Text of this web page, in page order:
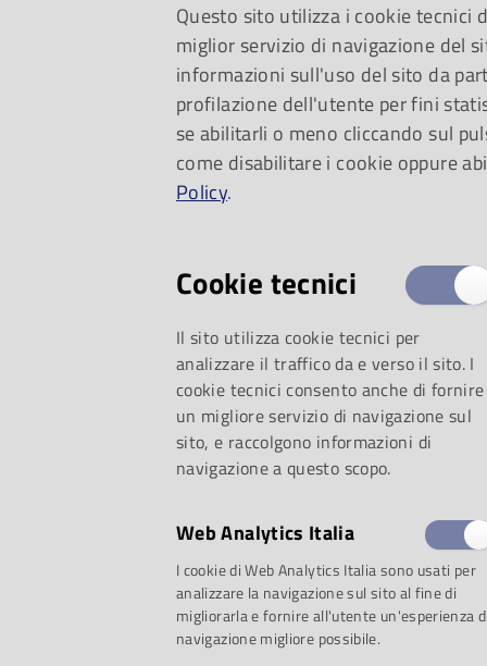
Dal 24 al 26
Associazione
Cori, in occasione
Corale, propone
prove e concerti
da tutto il mondo.
Questo sito utilizza i cookie tecnici
miglior servizio di navigazione del
informazioni sull'uso del sito da
profilazione dell'utente per fini
se abilitarli o meno cliccando sul
come disabilitare i cookie oppure
Policy.
Cookie tecnici
Il sito utilizza cookie tecnici per
analizzare il traffico da e verso il sito. I
cookie tecnici consento anche di fornire
un migliore servizio di navigazione sul
sito, e raccolgono informazioni di
navigazione a questo scopo.
Web Analytics Italia
I cookie di Web Analytics Italia sono usati per
analizzare la navigazione sul sito al fine di
migliorarla e fornire all'utente un'esperienza
navigazione migliore possibile.